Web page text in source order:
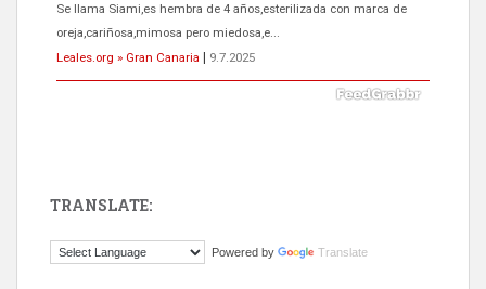
Se llama Siami,es hembra de 4 años,esterilizada con marca de
oreja,cariñosa,mimosa pero miedosa,e...
Leales.org » Gran Canaria
9.7.2025
El ayuntamiento se va a llevar a Los Gatos callejeros de la zona los
TRANSLATE:
Powered by Translate